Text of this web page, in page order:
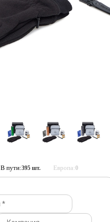
В пути:395 шт. Европа:0